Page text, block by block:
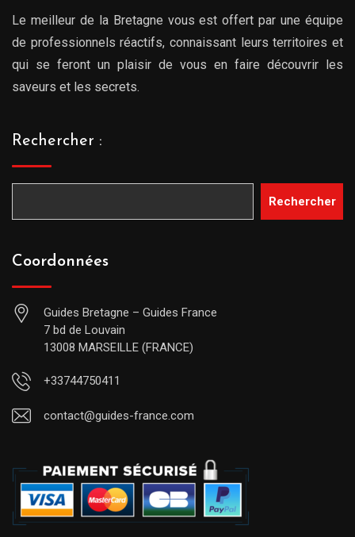
Le meilleur de la Bretagne vous est offert par une équipe
de professionnels réactifs, connaissant leurs territoires et
qui se feront un plaisir de vous en faire découvrir les
saveurs et les secrets.
Rechercher :
Rechercher
Coordonnées
Guides Bretagne – Guides France
7 bd de Louvain
13008 MARSEILLE (FRANCE)
+33744750411
contact@guides-france.com